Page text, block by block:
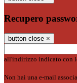
Recupero
button close ×
all'indirizzo indicato con
Non hai una e-mail